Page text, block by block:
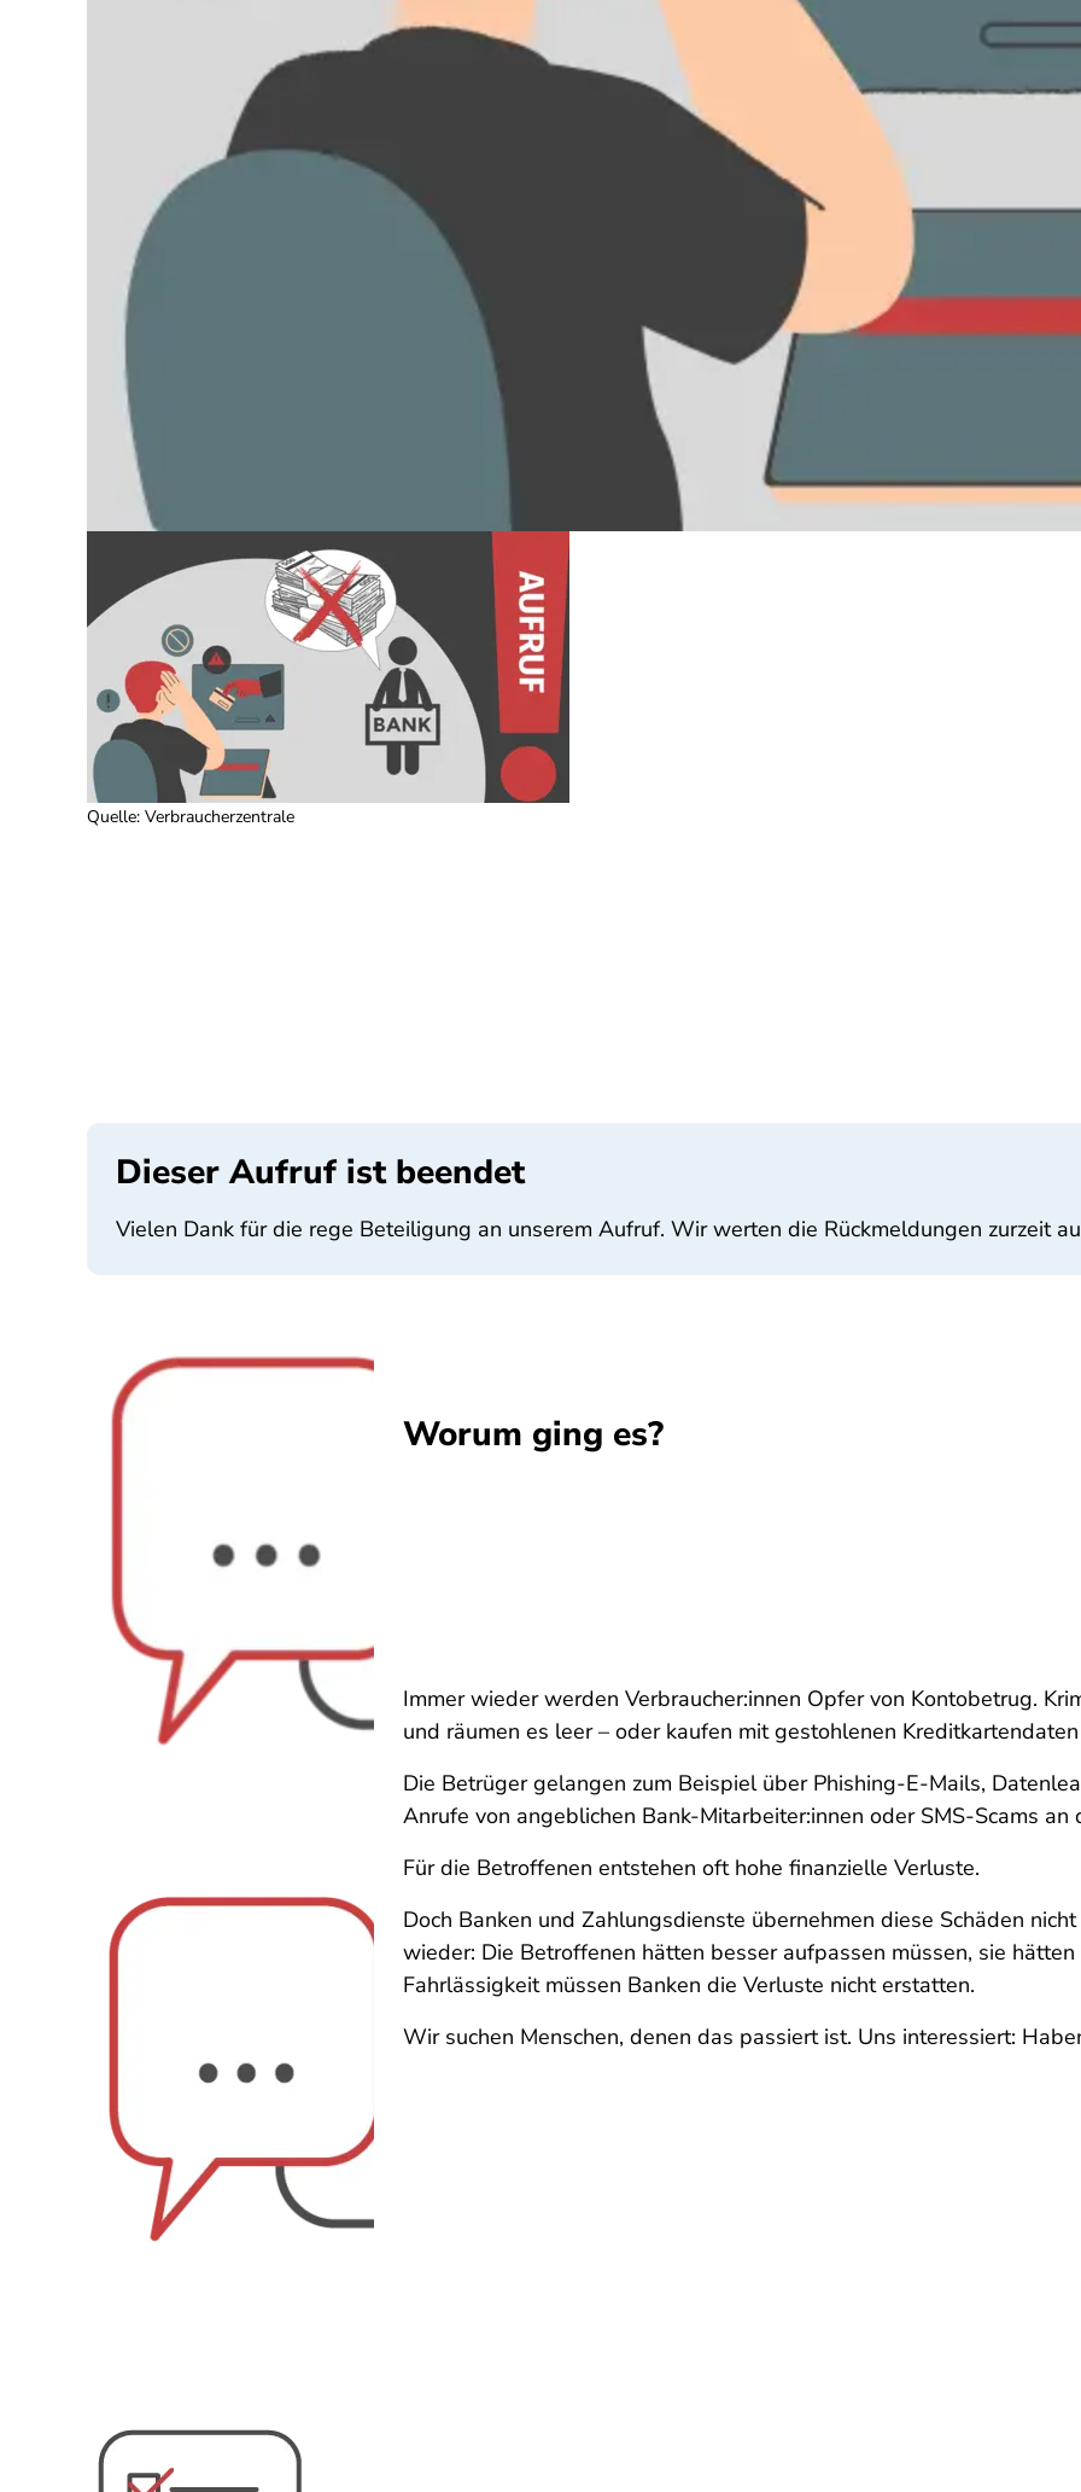
Quelle: Verbraucherzentrale
Dieser Aufruf ist beendet
Vielen Dank für die rege Beteiligung an unserem Aufruf. Wir werten die Rückmeldungen zurzeit
Worum ging es?
Immer wieder werden Verbraucher:innen Opfer von Kontobetrug.
und räumen es leer – oder kaufen mit gestohlenen
Die Betrüger gelangen zum Beispiel über Phishing-E-Mails,
Anrufe von angeblichen Bank-Mitarbeiter:innen oder SMS-Scams
Für die Betroffenen entstehen oft hohe finanzielle Verluste.
Doch Banken und Zahlungsdienste übernehmen diese Schäden
wieder: Die Betroffenen hätten besser aufpassen müssen, sie
Fahrlässigkeit müssen Banken die Verluste nicht erstatten.
Wir suchen Menschen, denen das passiert ist. Uns interessiert: